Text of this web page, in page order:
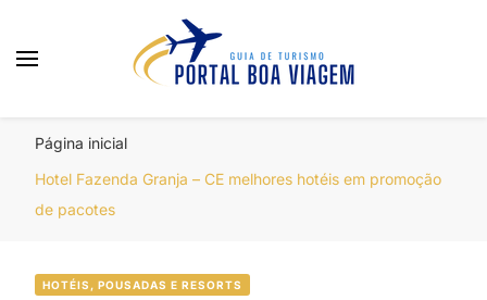
Página inicial
Hotel Fazenda Granja – CE melhores hotéis em promoção
de pacotes
HOTÉIS, POUSADAS E RESORTS